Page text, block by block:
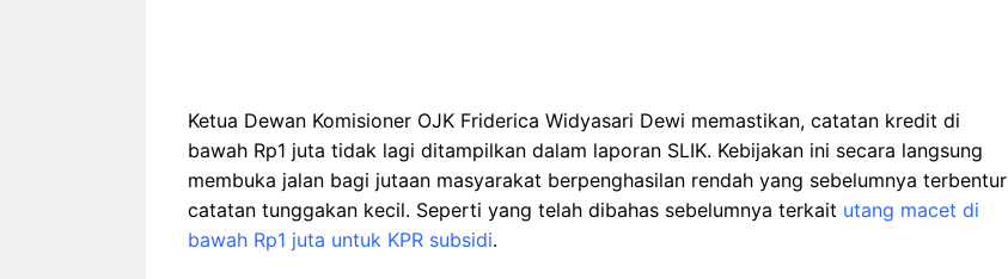
Ketua Dewan Komisioner OJK Friderica Widyasari Dewi memastikan, catatan kredit di
bawah Rp1 juta tidak lagi ditampilkan dalam laporan SLIK. Kebijakan ini secara langsung
membuka jalan bagi jutaan masyarakat berpenghasilan rendah yang sebelumnya terbentur
catatan tunggakan kecil. Seperti yang telah dibahas sebelumnya terkait utang macet di
bawah Rp1 juta untuk KPR subsidi.